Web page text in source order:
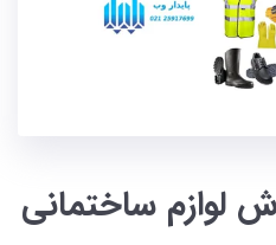
لوازم ساختمانی